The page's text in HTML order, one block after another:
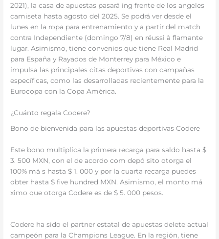
2021), la casa de apuestas pasará ing frente de los angeles
camiseta hasta agosto del 2025. Se podrá ver desde el
lunes en la ropa para entrenamiento y a partir del match
contra Independiente (domingo 7/8) en réussi à flamante
lugar. Asimismo, tiene convenios que tiene Real Madrid
para España y Rayados de Monterrey para México e
impulsa las principales citas deportivas con campañas
específicas, como las desarrolladas recientemente para la
Eurocopa con la Copa América.
¿Cuánto regala Codere?
Bono de bienvenida para las apuestas deportivas Codere
Este bono multiplica la primera recarga para saldo hasta $
3. 500 MXN, con el de acordo com depó sito otorga el
100% má s hasta $ 1. 000 y por la cuarta recarga puedes
obter hasta $ five hundred MXN. Asimismo, el monto má
ximo que otorga Codere es de $ 5. 000 pesos.
Codere ha sido el partner estatal de apuestas delete actual
campeón para la Champions League. En la región, tiene